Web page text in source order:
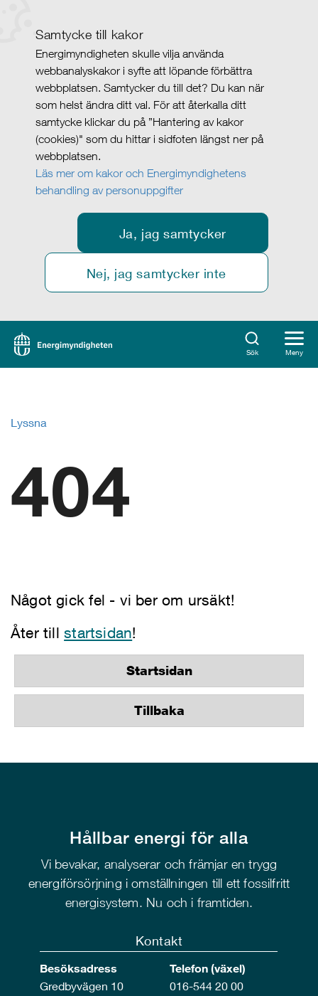
Samtycke till kakor
Energimyndigheten skulle vilja använda
webbanalyskakor i syfte att löpande förbättra
webbplatsen. Samtycker du till det? Du kan när
som helst ändra ditt val. För att återkalla ditt
samtycke klickar du på ”Hantering av kakor
(cookies)" som du hittar i sidfoten längst ner på
webbplatsen.
Läs mer om kakor och Energimyndighetens
behandling av personuppgifter
Ja, jag samtycker
Nej, jag samtycker inte
Sök Meny
Lyssna
404
Något gick fel - vi ber om ursäkt!
Åter tillstartsidan!
Startsidan
Tillbaka
Hållbar energi för alla
Vi bevakar, analyserar och främjar en trygg
energiförsörjning i omställningen till ett fossilfritt
energisystem. Nu och i framtiden.
Kontakt
Besöksadress
Gredbyvägen 10
Telefon (växel)
016-544 20 00